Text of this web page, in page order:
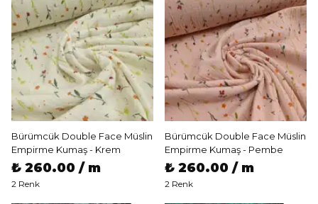
Bürümcük Double Face Müslin
Empirme Kumaş - Krem
₺ 260.00 / m
2 Renk
Bürümcük Double Face Müslin
Empirme Kumaş - Pembe
₺ 260.00 / m
2 Renk